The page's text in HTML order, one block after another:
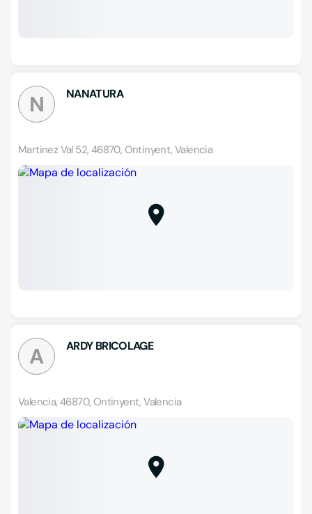
N NANATURA
Martinez Val 52, 46870, Ontinyent, Valencia
A ARDY BRICOLAGE
Valencia, 46870, Ontinyent, Valencia